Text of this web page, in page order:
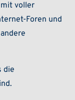
voller
Foren und
die